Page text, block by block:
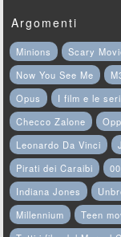
Argomenti
Minions Scary
Now You See Me
Opus
I film e le
Checco Zalone
Leonardo Da Vinci
Pirati dei Caraibi
Indiana Jones
Millennium
Teen